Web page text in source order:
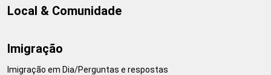
Local & Comunidade
Imigração
Imigração em Dia/Perguntas e respostas